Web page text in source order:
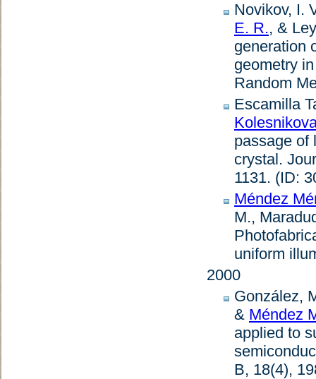
Novikov, I.
E. R., &
generation
geometry
Random
Escamilla
passage of
crystal.
1131. (ID:
Méndez
M.,
uniform
2000
González,
& Méndez
applied to
B, 18(4),